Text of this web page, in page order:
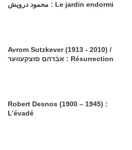
محمود درويش : Le jardin endormi
Avrom Sutzkever (1913 - 2010) /
אַבֿרהם סוצקעווער : Résurrection
Robert Desnos (1900 – 1945) :
L’évadé